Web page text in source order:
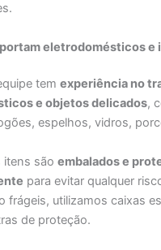
eletrodomésticos e
temexperiência no
e objetos delicados,
espelhos, vidros,
itens sãoembalados e
para evitar qualquer
frágeis, utilizamos caixas
de proteção.